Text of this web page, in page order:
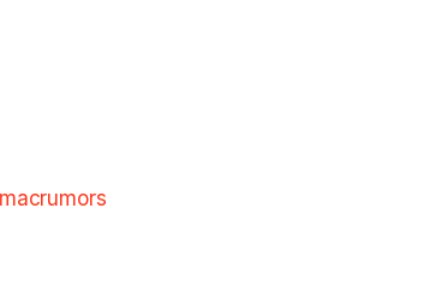
macrumors